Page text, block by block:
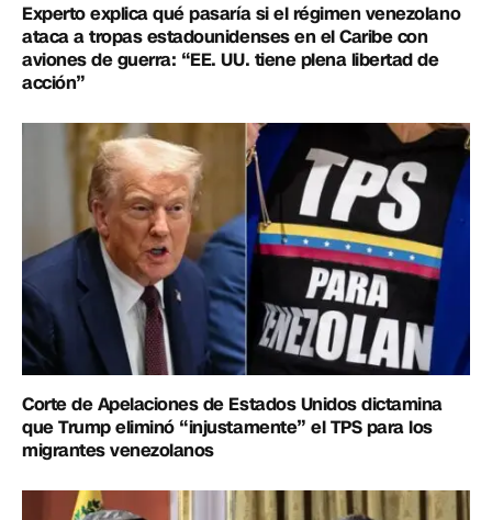
Experto explica qué pasaría si el régimen venezolano
ataca a tropas estadounidenses en el Caribe con
aviones de guerra: “EE. UU. tiene plena libertad de
acción”
Corte de Apelaciones de Estados Unidos dictamina
que Trump eliminó “injustamente” el TPS para los
migrantes venezolanos